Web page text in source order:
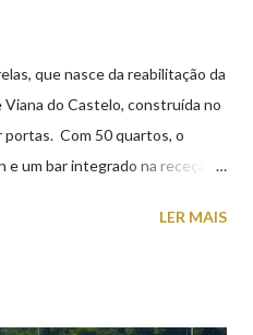
que nasce da reabilitação da
do Castelo, construída no
portas. Com 50 quartos, o
um bar integrado na receção,
Património que homenageiam a
LER MAIS